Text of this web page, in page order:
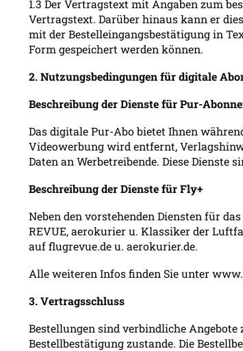
1.3 Der Vertragstext mit Angaben zum
Vertragstext. Darüber hinaus kann er
mit der Bestelleingangsbestätigung in
Form gespeichert werden können.
2. Nutzungsbedingungen für digitale
Beschreibung der Dienste für Pur-
Das digitale Pur-Abo bietet Ihnen
Videowerbung wird entfernt,
Daten an Werbetreibende. Diese
Beschreibung der Dienste für Fly+
Neben den vorstehenden Diensten für
REVUE, aerokurier u. Klassiker der
auf flugrevue.de u. aerokurier.de.
Alle weiteren Infos finden Sie unter
3. Vertragsschluss
Bestellungen sind verbindliche
Bestellbestätigung zustande. Die